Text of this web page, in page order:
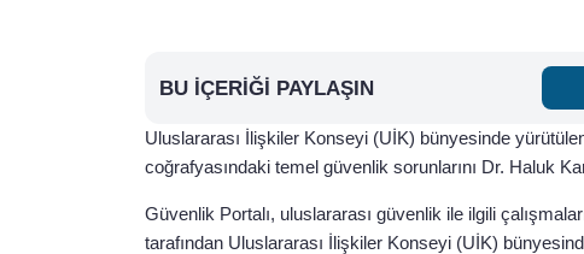
BU İÇERIĞI PAYLAŞIN
Uluslararası İlişkiler Konseyi (UİK) bünyesinde
coğrafyasındaki temel güvenlik sorunlarını Dr. Haluk
Güvenlik Portalı, uluslararası güvenlik ile ilgili
tarafından Uluslararası İlişkiler Konseyi (UİK)